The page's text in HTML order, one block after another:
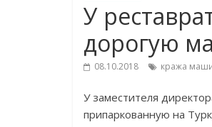
У
дорогую
08.10.2018 кража
У заместителя
припаркованную на